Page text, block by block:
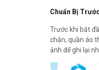
Chuẩn Bị
Trước khi bắt
chắn, quần áo
ảnh để ghi lại